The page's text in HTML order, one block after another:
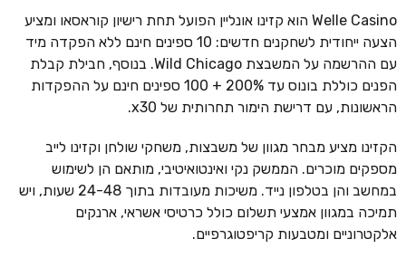
Welle Casino הוא קזינו אונליין הפועל תחת רישיון קוראסאו ומציע
הצעה ייחודית לשחקנים חדשים: 10 ספינים חינם ללא הפקדה מיד
עם ההרשמה על המשבצת Wild Chicago. בנוסף, חבילת קבלת
הפנים כוללת בונוס עד 200% + 100 ספינים חינם על ההפקדות
הראשונות, עם דרישת הימור תחרותית של x30.
הקזינו מציע מבחר מגוון של משבצות, משחקי שולחן וקזינו לייב
מספקים מוכרים. הממשק נקי ואינטואיטיבי, מותאם הן לשימוש
במחשב והן בטלפון נייד. משיכות מעובדות בתוך 24-48 שעות, ויש
תמיכה במגוון אמצעי תשלום כולל כרטיסי אשראי, ארנקים
אלקטרוניים ומטבעות קריפטוגרפיים.